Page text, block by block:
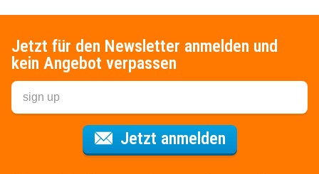
Jetzt für den Newsletter anmelden und
kein Angebot verpassen
Jetzt anmeldenFür den